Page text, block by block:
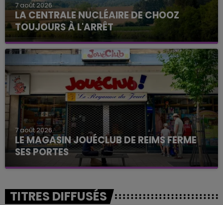
7 août 2026
LA CENTRALE NUCLÉAIRE DE CHOOZ
TOUJOURS À L'ARRÊT
Cela fait déjà une semaine que la centrale
nucléaire ardennaise est à l'arrêt. Une situation
justifiée par la sécheresse intense qui est toujours
présente.
7 août 2026
LE MAGASIN JOUÉCLUB DE REIMS FERME
SES PORTES
C'était l'une des institutions du centre-ville
fermer ses portes.
TITRES DIFFUSÉS